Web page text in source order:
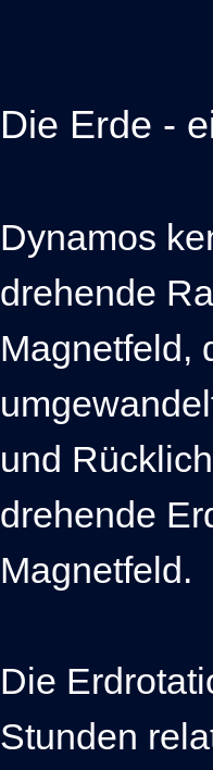
Die Erde -
Dynamos
drehende
Magnetfeld,
und
drehende
Magnetfeld.
Die
Stunden